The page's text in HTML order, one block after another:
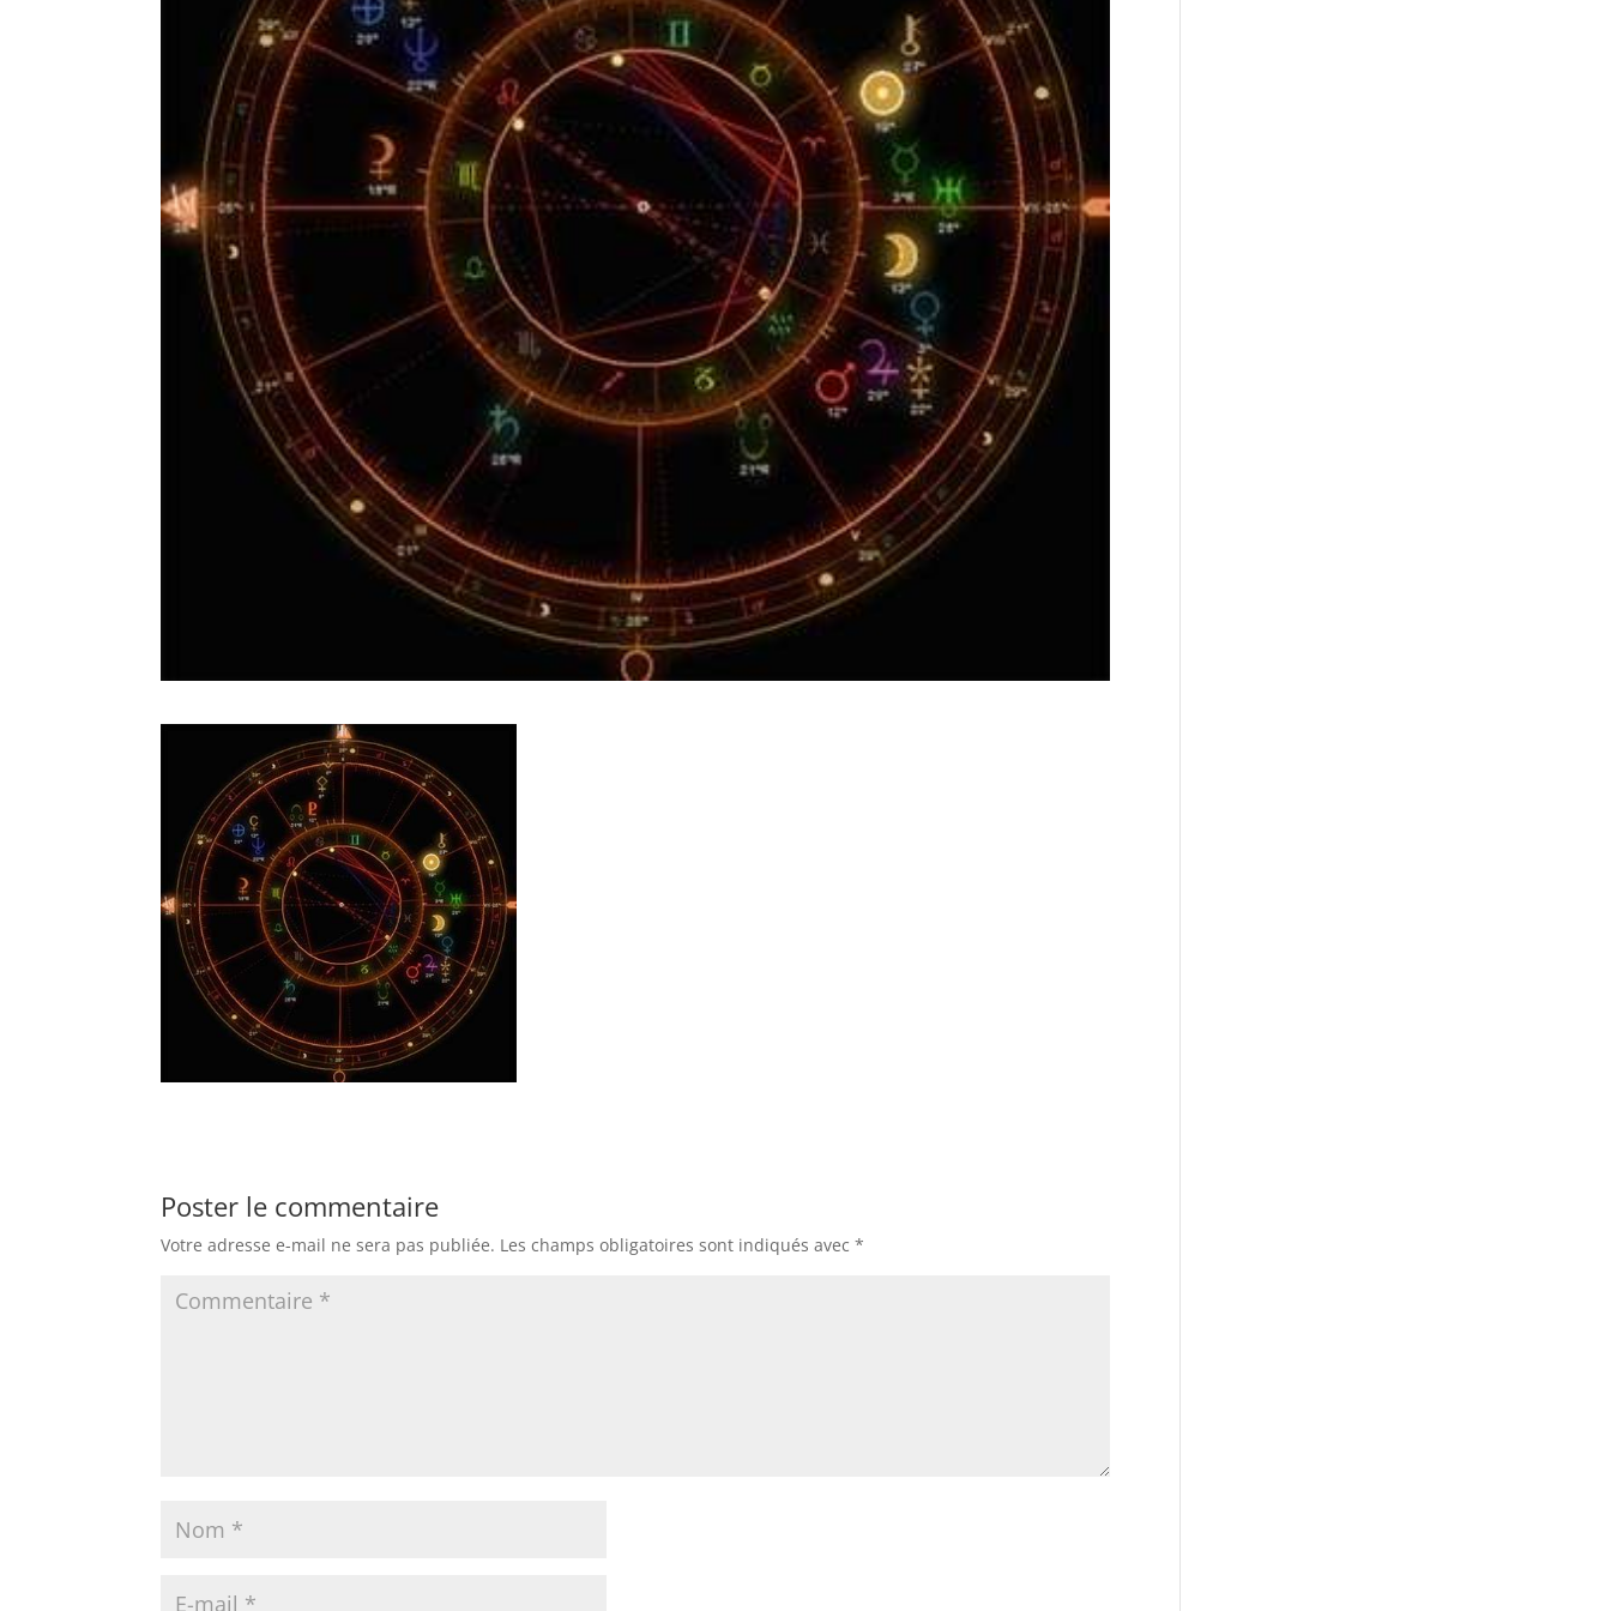
Poster le commentaire
Votre adresse e-mail ne sera pas publiée. Les champs obligatoires sont indiqués avec*